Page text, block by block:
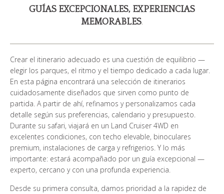
GUÍAS EXCEPCIONALES, EXPERIENCIAS
MEMORABLES.
Crear el itinerario adecuado es una cuestión de equilibrio —
elegir los parques, el ritmo y el tiempo dedicado a cada lugar.
En esta página encontrará una selección de itinerarios
cuidadosamente diseñados que sirven como punto de
partida. A partir de ahí, refinamos y personalizamos cada
detalle según sus preferencias, calendario y presupuesto.
Durante su safari, viajará en un Land Cruiser 4WD en
excelentes condiciones, con techo elevable, binoculares
premium, instalaciones de carga y refrigerios. Y lo más
importante: estará acompañado por un guía excepcional —
experto, cercano y con una profunda experiencia.
Desde su primera consulta, damos prioridad a la rapidez de